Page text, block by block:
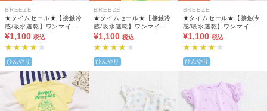
BREEZE
★タイムセール★【接触冷
感/吸水速乾】ワンマイル
パジャマ
¥1,100 税込
ひんやり
BREEZE
★タイムセール★【接触冷
感/吸水速乾】ワンマイル
パジャマ
¥1,100 税込
ひんやり
BREEZE
★タイムセール★【接触冷
感/吸水速乾】ワンマイル
パジャマ
¥1,100 税込
ひんやり